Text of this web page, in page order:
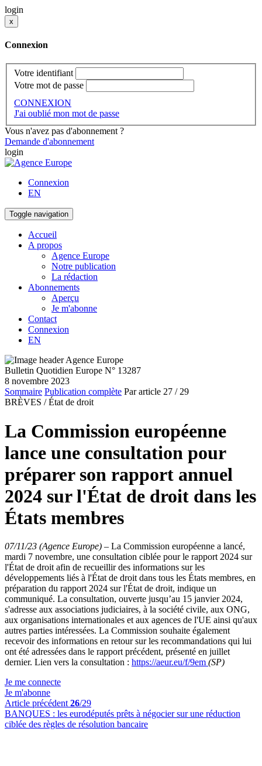
login
x
Connexion
Votre identifiant
Votre mot de passe
CONNEXION
J'ai oublié mon mot de passe
Vous n'avez pas d'abonnement ?
Demande d'abonnement
login
Connexion
EN
Toggle navigation
Accueil
A propos
Agence Europe
Notre publication
La rédaction
Abonnements
Aperçu
Je m'abonne
Contact
Connexion
EN
Bulletin Quotidien Europe N° 13287
8 novembre 2023
Sommaire Publication complète Par article 27 / 29
BRÈVES / État de droit
La Commission européenne
lance une consultation pour
préparer son rapport annuel
2024 sur l'État de droit dans les
États membres
07/11/23 (Agence Europe) – La Commission européenne a lancé,
mardi 7 novembre, une consultation ciblée pour le rapport 2024 sur
l'État de droit afin de recueillir des informations sur les
développements liés à l'État de droit dans tous les États membres, en
préparation du rapport 2024 sur l'État de droit, indique un
communiqué. La consultation, ouverte jusqu’au 15 janvier 2024,
s'adresse aux associations judiciaires, à la société civile, aux ONG,
aux organisations internationales et aux agences de l'UE ainsi qu'aux
autres parties intéressées. La Commission souhaite également
recevoir des informations en retour sur les recommandations qui lui
ont été adressées dans le rapport précédent, présenté en juillet
dernier. Lien vers la consultation : https://aeur.eu/f/9em (SP)
Je me connecte
Je m'abonne
Article précédent 26/29
BANQUES : les eurodéputés prêts à négocier sur une réduction
ciblée des règles de résolution bancaire